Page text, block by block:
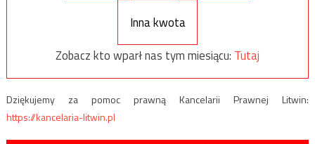
Inna kwota
Zobacz kto wparł nas tym miesiącu: Tutaj
Dziękujemy za pomoc prawną Kancelarii Prawnej Litwin:
https://kancelaria-litwin.pl